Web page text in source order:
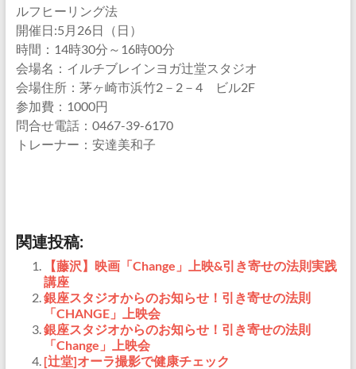
ルフヒーリング法
開催日:5月26日（日）
時間：14時30分～16時00分
会場名：イルチブレインヨガ辻堂スタジオ
会場住所：茅ヶ崎市浜竹2－2－4 ビル2F
参加費：1000円
問合せ電話：0467-39-6170
トレーナー：安達美和子
関連投稿:
【藤沢】映画「Change」上映&引き寄せの法則実践
講座
銀座スタジオからのお知らせ！引き寄せの法則
「CHANGE」上映会
銀座スタジオからのお知らせ！引き寄せの法則
「Change」上映会
[辻堂]オーラ撮影で健康チェック